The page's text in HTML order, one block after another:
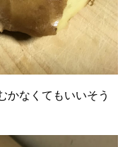
かなくてもいいそう